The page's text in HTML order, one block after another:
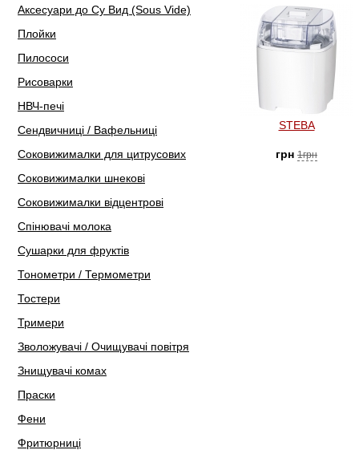
Аксесуари до Су Вид (Sous Vide)
Плойки
Пилососи
Рисоварки
НВЧ-печі
Сендвичниці / Вафельниці
Соковижималки для цитрусових
Соковижималки шнекові
Соковижималки відцентрові
Спінювачі молока
Сушарки для фруктів
Тонометри / Термометри
Тостери
Тримери
Зволожувачі / Очищувачі повітря
Знищувачі комах
Праски
Фени
Фритюрниці
STEBA
грн 1грн